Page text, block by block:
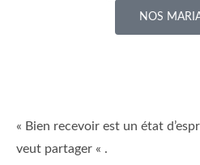
NOS
« Bien recevoir est un état
veut partager « .